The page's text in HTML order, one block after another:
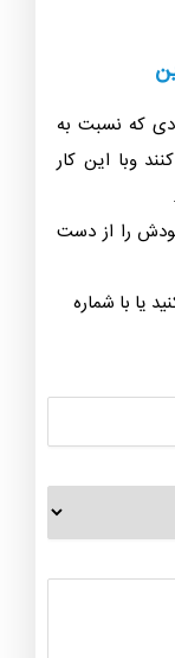
که نسبت به
وبا این کار
خودش را از دست
یا با شماره